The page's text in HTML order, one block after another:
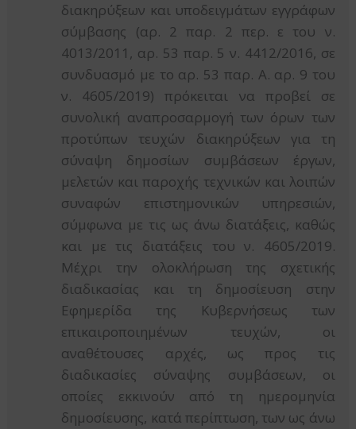
διακηρύξεων και υποδειγμάτων εγγράφων
σύμβασης (αρ. 2 παρ. 2 περ. ε του ν.
4013/2011, αρ. 53 παρ. 5 ν. 4412/2016, σε
συνδυασμό με το αρ. 53 παρ. Α. αρ. 9 του
ν. 4605/2019) πρόκειται να προβεί σε
συνολική αναπροσαρμογή των όρων των
προτύπων τευχών διακηρύξεων για τη
σύναψη δημοσίων συμβάσεων έργων,
μελετών και παροχής τεχνικών και λοιπών
συναφών επιστημονικών υπηρεσιών,
σύμφωνα με τις ως άνω διατάξεις, καθώς
και με τις διατάξεις του ν. 4605/2019.
Μέχρι την ολοκλήρωση της σχετικής
διαδικασίας και τη δημοσίευση στην
Εφημερίδα της Κυβερνήσεως των
επικαιροποιημένων τευχών, οι
αναθέτουσες αρχές, ως προς τις
διαδικασίες σύναψης συμβάσεων, οι
οποίες εκκινούν από τη ημερομηνία
δημοσίευσης, κατά περίπτωση, των ως άνω